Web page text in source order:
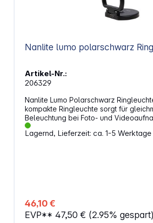
Nanlite
Artikel-Nr.:
206329
Nanlite Lumo Polarschwarz
kompakte Ringleuchte sorgt für
Beleuchtung bei Foto- und
Nahbereich. Sie eignet sich für Selfies,
Streaming, Online-Meetings und
wählbare Farbtemperaturen: 3200
warmes Licht, 4300 Kelvin für
5600 Kelvin für Tageslicht, passend für
Lagernd, Lieferzeit: ca. 1-5 Werktage
46,10 €
EVP** 47,50 € (2.95% gespart)